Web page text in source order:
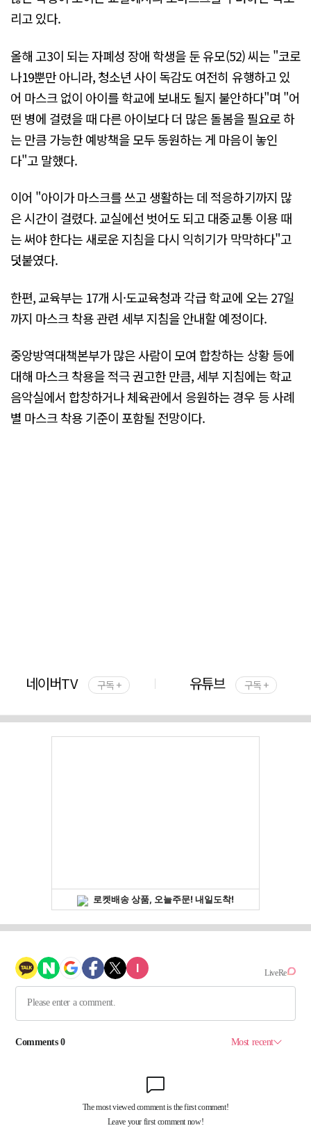
리고 있다.
올해 고3이 되는 자폐성 장애 학생을 둔 유모(52) 씨는 "코로
나19뿐만 아니라, 청소년 사이 독감도 여전히 유행하고 있
어 마스크 없이 아이를 학교에 보내도 될지 불안하다"며 "어
떤 병에 걸렸을 때 다른 아이보다 더 많은 돌봄을 필요로 하
는 만큼 가능한 예방책을 모두 동원하는 게 마음이 놓인
다"고 말했다.
이어 "아이가 마스크를 쓰고 생활하는 데 적응하기까지 많
은 시간이 걸렸다. 교실에선 벗어도 되고 대중교통 이용 때
는 써야 한다는 새로운 지침을 다시 익히기가 막막하다"고
덧붙였다.
한편, 교육부는 17개 시·도교육청과 각급 학교에 오는 27일
까지 마스크 착용 관련 세부 지침을 안내할 예정이다.
중앙방역대책본부가 많은 사람이 모여 합창하는 상황 등에
대해 마스크 착용을 적극 권고한 만큼, 세부 지침에는 학교
음악실에서 합창하거나 체육관에서 응원하는 경우 등 사례
별 마스크 착용 기준이 포함될 전망이다.
네이버TV 구독 + 유튜브 구독 +